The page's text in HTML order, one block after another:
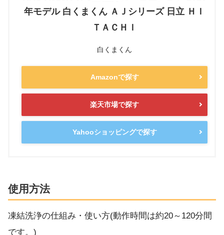
年モデル 白くまくん ＡＪシリーズ 日立 ＨＩ
ＴＡＣＨＩ
白くまくん
Amazonで探す
楽天市場で探す
Yahooショッピングで探す
使用方法
凍結洗浄の仕組み・使い方(動作時間は約20～120分間
です。)